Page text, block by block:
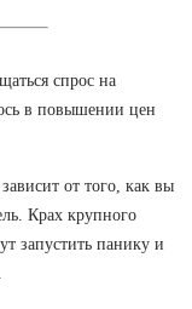
спрос на
в повышении цен
от того, как вы
Крах крупного
запустить панику и